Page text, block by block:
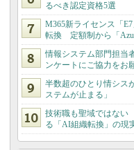
るべき認定資格5選
M365新ライセンス「
転換 定額制から「
情報システム部門担当
ンケートにご協力をお
半数超のひとり情シス
ステムが止まる」
技術職も聖域ではない
る「AI組織転換」の現